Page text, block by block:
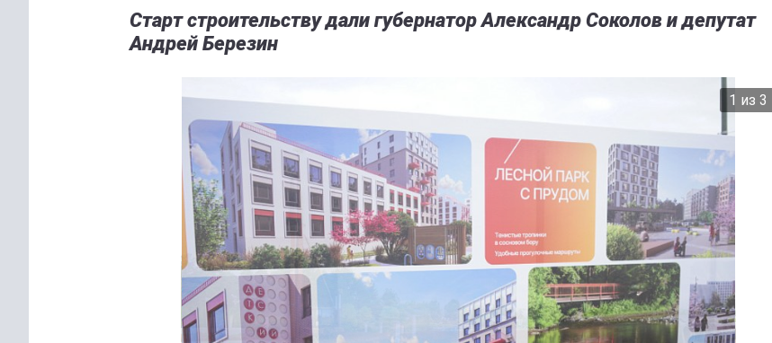
Старт строительству дали губернатор Александр Соколов и депутат
Андрей Березин
2 из 3